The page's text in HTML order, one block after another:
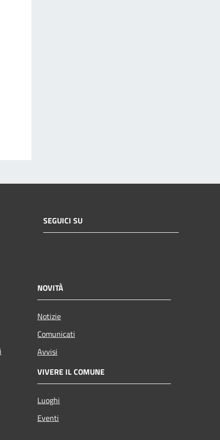
SEGUICI SU
NOVITÀ
Notizie
Comunicati
Avvisi
VIVERE IL COMUNE
Luoghi
Eventi